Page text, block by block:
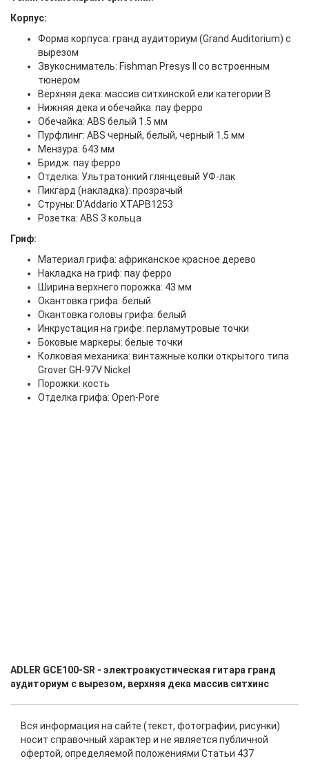
Корпус:
Форма корпуса: гранд аудиториум (Grand Auditorium) с
вырезом
Звукосниматель: Fishman Presys II со встроенным
тюнером
Верхняя дека: массив ситхинской ели категории B
Нижняя дека и обечайка: пау ферро
Обечайка: ABS белый 1.5 мм
Пурфлинг: ABS черный, белый, черный 1.5 мм
Мензура: 643 мм
Бридж: пау ферро
Отделка: Ультратонкий глянцевый УФ-лак
Пикгард (накладка): прозрачый
Струны: D'Addario XTAPB1253
Розетка: ABS 3 кольца
Гриф:
Материал грифа: африканское красное дерево
Накладка на гриф: пау ферро
Ширина верхнего порожка: 43 мм
Окантовка грифа: белый
Окантовка головы грифа: белый
Инкрустация на грифе: перламутровые точки
Боковые маркеры: белые точки
Колковая механика: винтажные колки открытого типа
Grover GH-97V Nickel
Порожки: кость
Отделка грифа: Open-Pore
ADLER GCE100-SR - электроакустическая гитара гранд
аудиториум с вырезом, верхняя дека массив ситхинс
Вся информация на сайте (текст, фотографии, рисунки)
носит справочный характер и не является публичной
офертой, определяемой положениями Статьи 437